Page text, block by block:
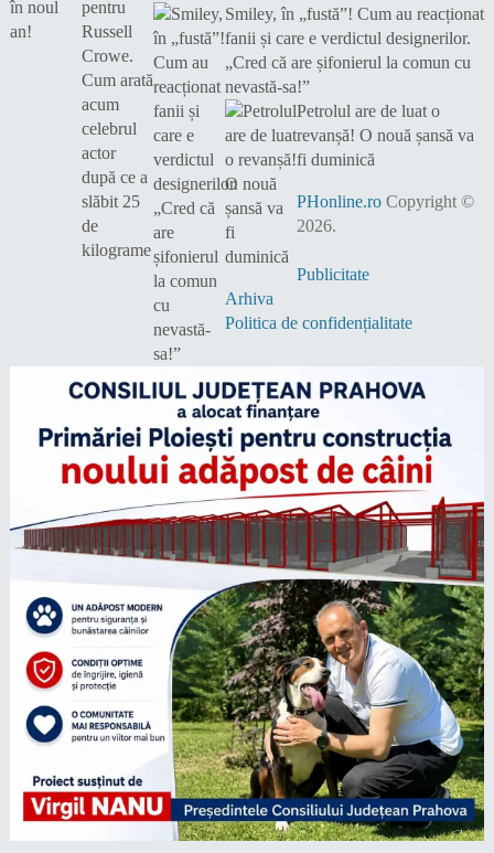
Smiley, în „fustă”! Cum au reacționat
fanii și care e verdictul designerilor.
„Cred că are șifonierul la comun cu
nevastă-sa!”
Petrolul are de luat o
revanșă! O nouă șansă va
fi duminică
PHonline.roCopyright ©
2026.
Publicitate
Arhiva
Politica de confidențialitate